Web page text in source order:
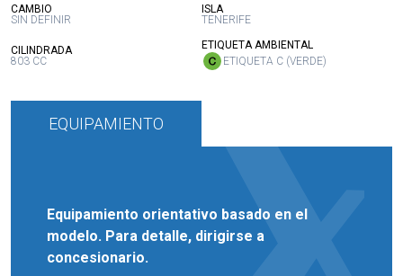
CAMBIO
SIN DEFINIR
ISLA:
TENERIFE
CILINDRADA:
803 CC
ETIQUETA AMBIENTAL
ETIQUETA C (VERDE)
EQUIPAMIENTO
Equipamiento orientativo basado en el
modelo. Para detalle, dirigirse a
concesionario.